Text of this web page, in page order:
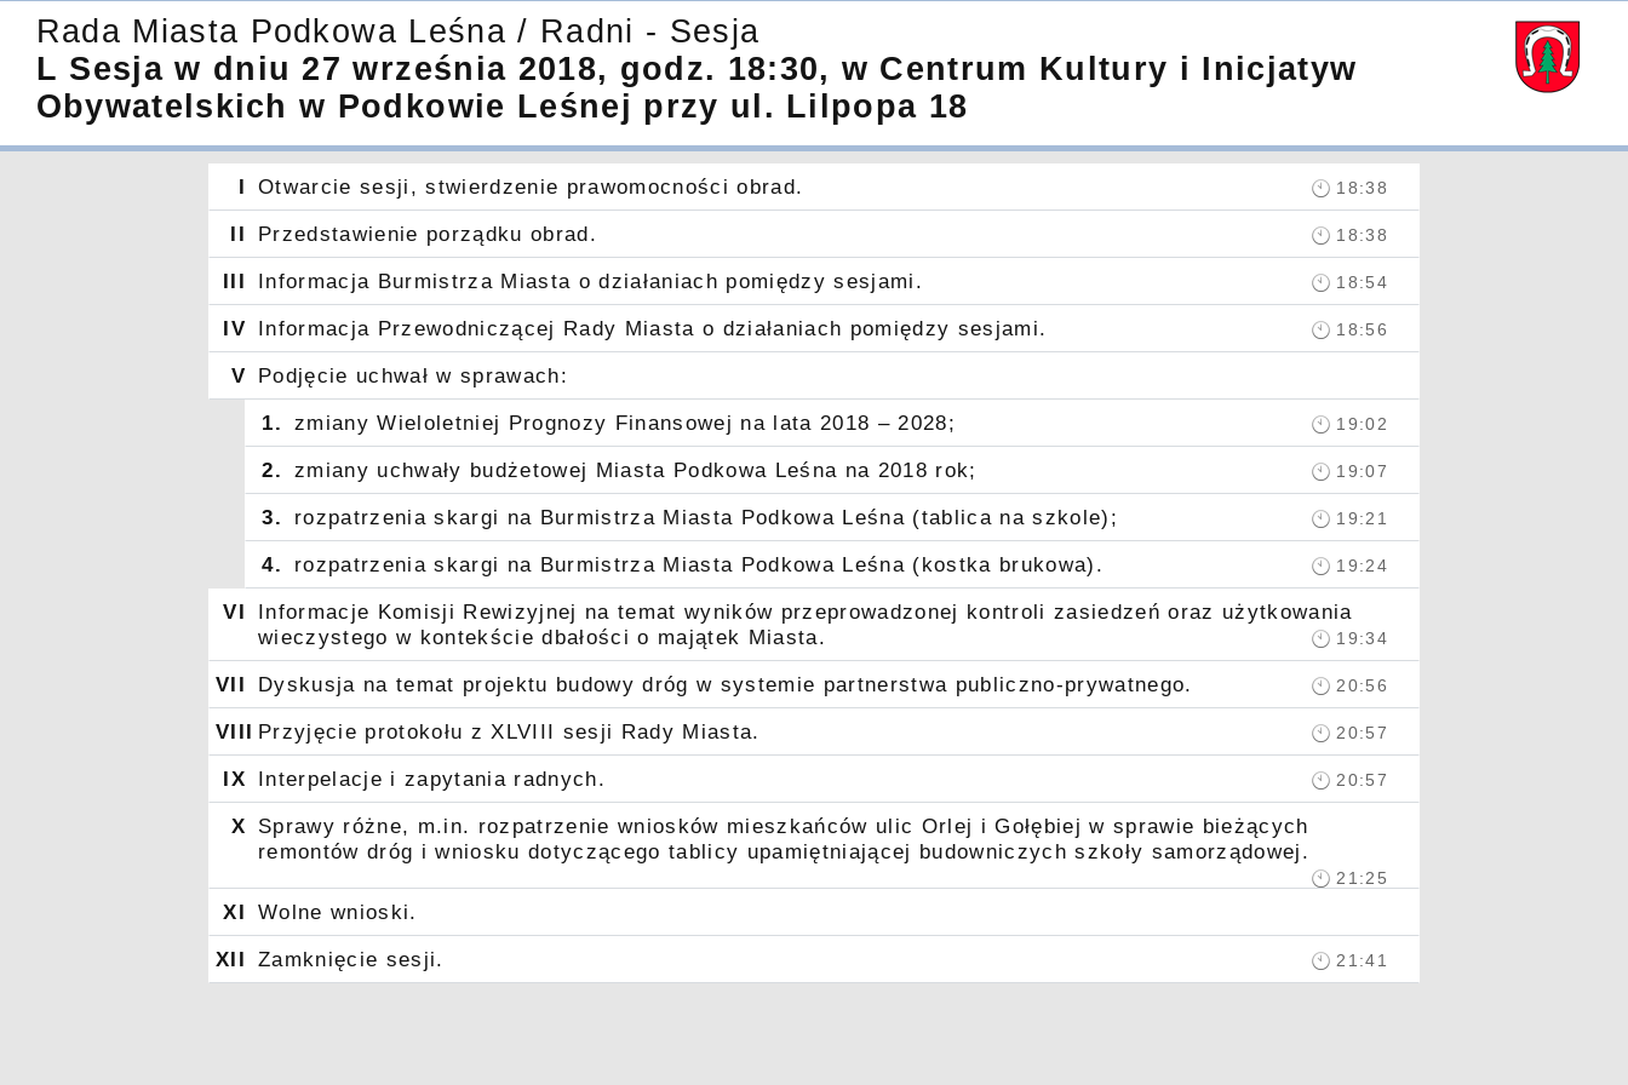
Rada Miasta Podkowa Leśna / Radni - Sesja
L Sesja w dniu 27 września 2018, godz. 18:30, w Centrum Kultury i Inicjatyw
Obywatelskich w Podkowie Leśnej przy ul. Lilpopa 18
I Otwarcie sesji, stwierdzenie prawomocności obrad. 18:38
II Przedstawienie porządku obrad. 18:38
III Informacja Burmistrza Miasta o działaniach pomiędzy sesjami. 18:54
IV Informacja Przewodniczącej Rady Miasta o działaniach pomiędzy sesjami. 18:56
V Podjęcie uchwał w sprawach:
1. zmiany Wieloletniej Prognozy Finansowej na lata 2018 – 2028; 19:02
2. zmiany uchwały budżetowej Miasta Podkowa Leśna na 2018 rok; 19:07
3. rozpatrzenia skargi na Burmistrza Miasta Podkowa Leśna (tablica na szkole); 19:21
4. rozpatrzenia skargi na Burmistrza Miasta Podkowa Leśna (kostka brukowa). 19:24
VI
Informacje Komisji Rewizyjnej na temat wyników przeprowadzonej kontroli zasiedzeń oraz użytkowania
wieczystego w kontekście dbałości o majątek Miasta.
19:34
VII Dyskusja na temat projektu budowy dróg w systemie partnerstwa publiczno-prywatnego. 20:56
VIII Przyjęcie protokołu z XLVIII sesji Rady Miasta. 20:57
IX Interpelacje i zapytania radnych. 20:57
X Sprawy różne, m.in. rozpatrzenie wniosków mieszkańców ulic Orlej i Gołębiej w sprawie bieżących
remontów dróg i wniosku dotyczącego tablicy upamiętniającej budowniczych szkoły samorządowej.
21:25
XI Wolne wnioski.
XII Zamknięcie sesji. 21:41